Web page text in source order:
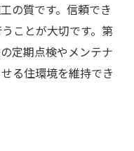
の質です。信頼でき
ことが大切です。第
定期点検やメンテナ
る住環境を維持でき